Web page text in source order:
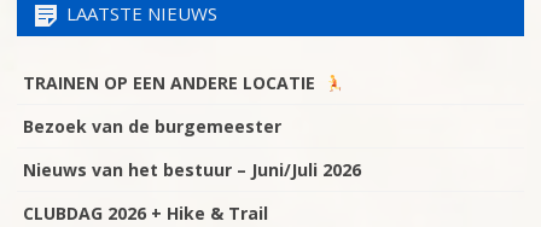
LAATSTE NIEUWS
TRAINEN OP EEN ANDERE LOCATIE
Bezoek van de burgemeester
Nieuws van het bestuur – Juni/Juli 2026
CLUBDAG 2026 + Hike & Trail